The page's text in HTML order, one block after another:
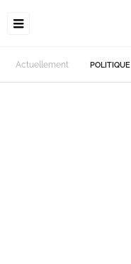
Actuellement POLITIQUE